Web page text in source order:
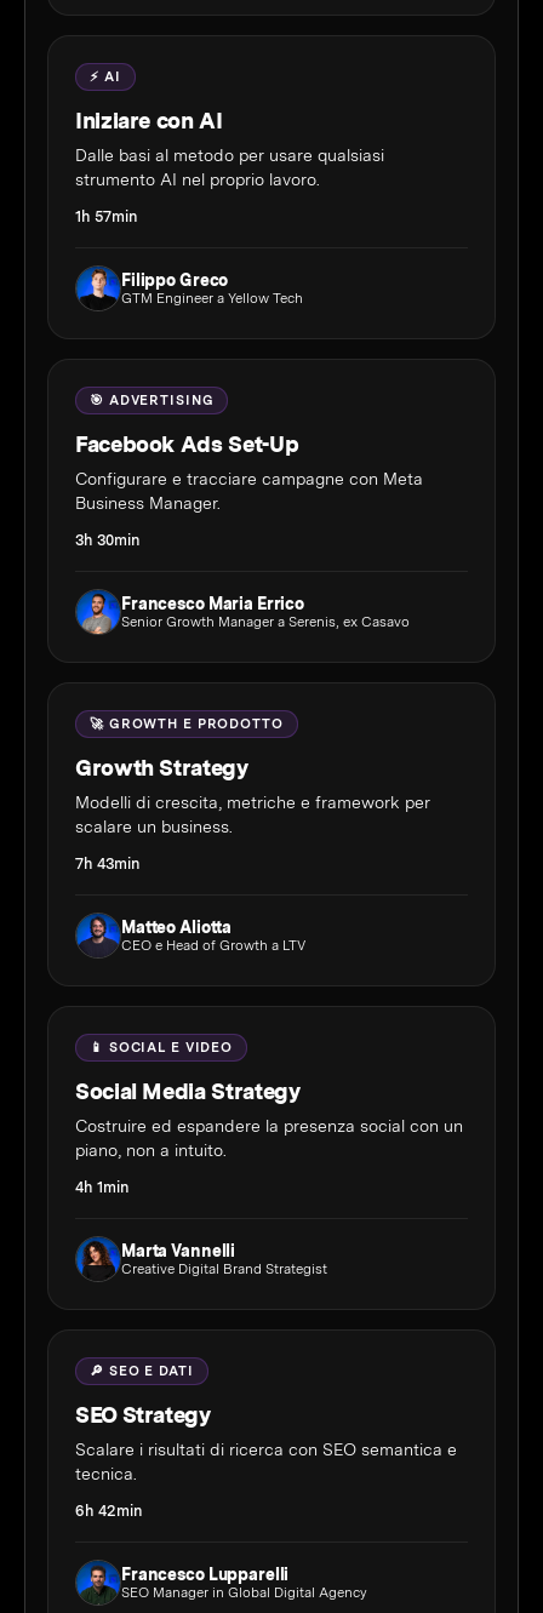
⚡ AI
Iniziare con AI
Dalle basi al metodo per usare qualsiasi
strumento AI nel proprio lavoro.
1h 57min
Filippo Greco
GTM Engineer a Yellow Tech
🎯 ADVERTISING
Facebook Ads Set-Up
Configurare e tracciare campagne con Meta
Business Manager.
3h 30min
Francesco Maria Errico
Senior Growth Manager a Serenis, ex Casavo
🚀 GROWTH E PRODOTTO
Growth Strategy
Modelli di crescita, metriche e framework per
scalare un business.
7h 43min
Matteo Aliotta
CEO e Head of Growth a LTV
📱 SOCIAL E VIDEO
Social Media Strategy
Costruire ed espandere la presenza social con un
piano, non a intuito.
4h 1min
Marta Vannelli
Creative Digital Brand Strategist
🔎 SEO E DATI
SEO Strategy
Scalare i risultati di ricerca con SEO semantica e
tecnica.
6h 42min
Francesco Lupparelli
SEO Manager in Global Digital Agency